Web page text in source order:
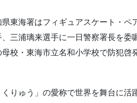
県東海署はフィギュアスケート・ペ
、三浦璃来選手に一日警察署長を委
母校・東海市立名和小学校で防犯啓
くりゅう」の愛称で世界を舞台に活